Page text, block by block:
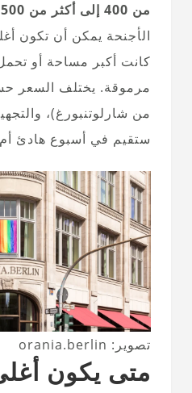
من 400 إلى أكثر من 1,500 يورو لليلة الواحدة
الأجنحة يمكن أن تكون
كانت أكبر مساحة أو
مرموقة. يختلف السعر
من شارلوتنبورغ)،
ستقيم في أسبوع هادئ
تصوير: orania.berlin
متى يكون